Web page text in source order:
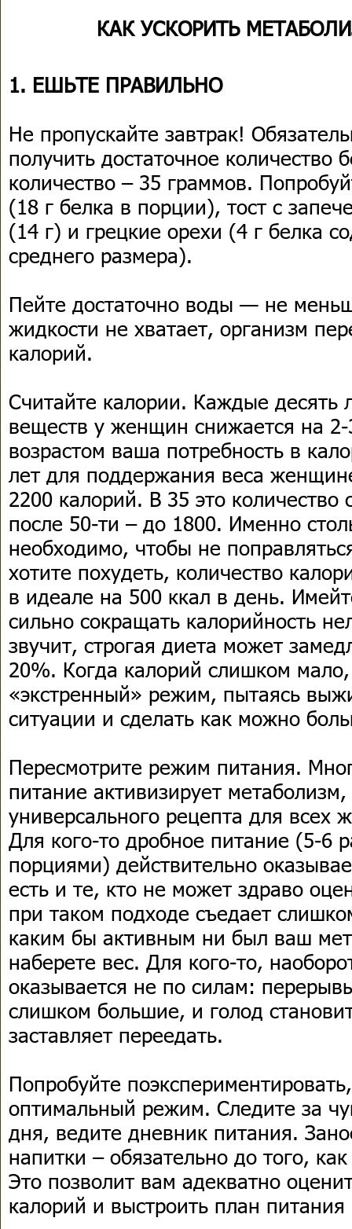
КАК УСКОРИТЬ
1. ЕШЬТЕ ПРАВИЛЬНО
Не пропускайте завтрак!
получить достаточное количество
количество – 35 граммов.
(18 г белка в порции), тост с
(14 г) и грецкие орехи (4 г белка
среднего размера).
Пейте достаточно воды — не
жидкости не хватает, организм
калорий.
Считайте калории. Каждые десять
веществ у женщин снижается на 2-
возрастом ваша потребность в
лет для поддержания веса
2200 калорий. В 35 это количество
после 50-ти – до 1800. Именно
необходимо, чтобы не
хотите похудеть, количество
в идеале на 500 ккал в день.
сильно сокращать калорийность
звучит, строгая диета может
20%. Когда калорий слишком
«экстренный» режим, пытаясь
ситуации и сделать как можно
Пересмотрите режим питания.
питание активизирует
универсального рецепта для всех
Для кого-то дробное питание (5-6
порциями) действительно
есть и те, кто не может здраво
при таком подходе съедает
каким бы активным ни был ваш
наберете вес. Для кого-то,
оказывается не по силам:
слишком большие, и голод
заставляет переедать.
Попробуйте
оптимальный режим. Следите за
дня, ведите дневник питания.
напитки – обязательно до того,
Это позволит вам адекватно
калорий и выстроить план